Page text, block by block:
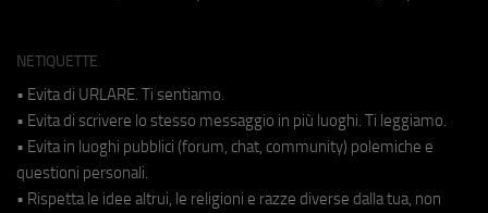
NETIQUETTE
• Evita di URLARE. Ti sentiamo.
• Evita di scrivere lo stesso messaggio in più luoghi. Ti leggiamo.
• Evita in luoghi pubblici (forum, chat, community) polemiche e
questioni personali.
• Rispetta le idee altrui, le religioni e razze diverse dalla tua, non